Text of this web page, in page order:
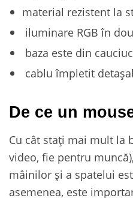
material rezistent la
iluminare RGB în
baza este din
cablu împletit
De ce un
Cu cât stați mai mult la
video, fie pentru
mâinilor și a spatelui
asemenea, este